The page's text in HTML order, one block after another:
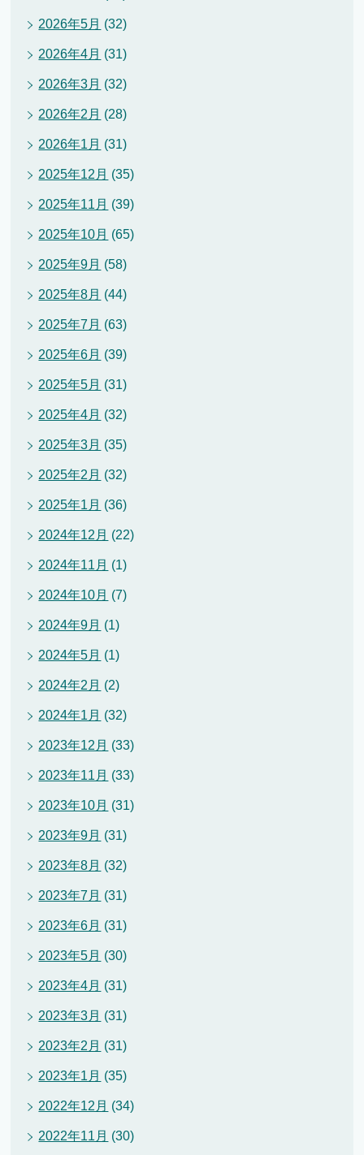
2026年5月 (32)
2026年4月 (31)
2026年3月 (32)
2026年2月 (28)
2026年1月 (31)
2025年12月 (35)
2025年11月 (39)
2025年10月 (65)
2025年9月 (58)
2025年8月 (44)
2025年7月 (63)
2025年6月 (39)
2025年5月 (31)
2025年4月 (32)
2025年3月 (35)
2025年2月 (32)
2025年1月 (36)
2024年12月 (22)
2024年11月 (1)
2024年10月 (7)
2024年9月 (1)
2024年5月 (1)
2024年2月 (2)
2024年1月 (32)
2023年12月 (33)
2023年11月 (33)
2023年10月 (31)
2023年9月 (31)
2023年8月 (32)
2023年7月 (31)
2023年6月 (31)
2023年5月 (30)
2023年4月 (31)
2023年3月 (31)
2023年2月 (31)
2023年1月 (35)
2022年12月 (34)
2022年11月 (30)